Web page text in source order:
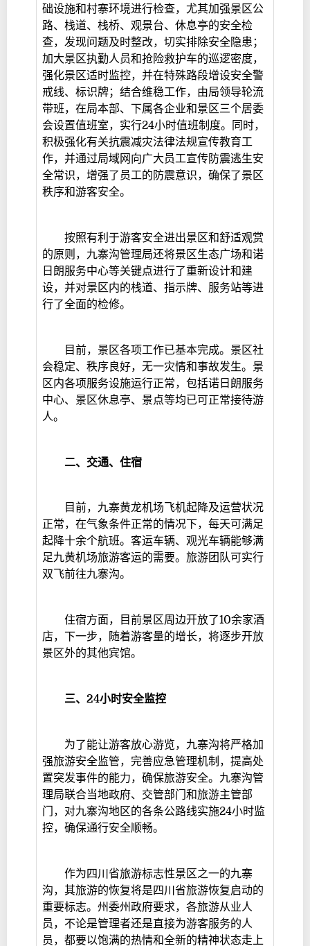
础设施和村寨环境进行检查，尤其加强景区公
路、栈道、栈桥、观景台、休息亭的安全检
查，发现问题及时整改，切实排除安全隐患；
加大景区执勤人员和抢险救护车的巡逻密度，
强化景区适时监控，并在特殊路段增设安全警
戒线、标识牌；结合维稳工作，由局领导轮流
带班，在局本部、下属各企业和景区三个居委
会设置值班室，实行24小时值班制度。同时，
积极强化有关抗震减灾法律法规宣传教育工
作，并通过局域网向广大员工宣传防震逃生安
全常识，增强了员工的防震意识，确保了景区
秩序和游客安全。
按照有利于游客安全进出景区和舒适观赏
的原则，九寨沟管理局还将景区生态广场和诺
日朗服务中心等关键点进行了重新设计和建
设，并对景区内的栈道、指示牌、服务站等进
行了全面的检修。
目前，景区各项工作已基本完成。景区社
会稳定、秩序良好，无一灾情和事故发生。景
区内各项服务设施运行正常，包括诺日朗服务
中心、景区休息亭、景点等均已可正常接待游
人。
二、交通、住宿
目前，九寨黄龙机场飞机起降及运营状况
正常，在气象条件正常的情况下，每天可满足
起降十余个航班。客运车辆、观光车辆能够满
足九黄机场旅游客运的需要。旅游团队可实行
双飞前往九寨沟。
住宿方面，目前景区周边开放了10余家酒
店，下一步，随着游客量的增长，将逐步开放
景区外的其他宾馆。
三、 24小时安全监控
为了能让游客放心游览，九寨沟将严格加
强旅游安全监管，完善应急管理机制，提高处
置突发事件的能力，确保旅游安全。九寨沟管
理局联合当地政府、交管部门和旅游主管部
门，对九寨沟地区的各条公路线实施24小时监
控，确保通行安全顺畅。
作为四川省旅游标志性景区之一的九寨
沟，其旅游的恢复将是四川省旅游恢复启动的
重要标志。州委州政府要求，各旅游从业人
员，不论是管理者还是直接为游客服务的人
员，都要以饱满的热情和全新的精神状态走上